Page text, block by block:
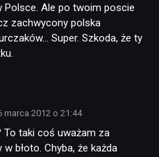
Polsce. Ale po twoim poscie
zachwycony polska
Super. Szkoda, że ty
marca 2012 o 21:44
To taki coś uważam za
błoto. Chyba, że każda